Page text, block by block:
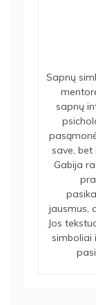
Sapnų
sapnų
save, bet
Gabija
jausmus,
Jos
simboliai